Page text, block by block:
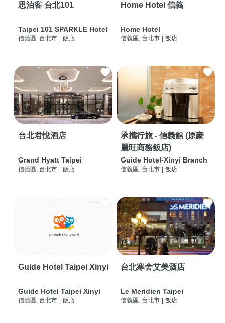
思泊客 台北101
Taipei 101 SPARKLE Hotel
信義區, 台北市 飯店
Home Hotel 信義
Home Hotel
信義區, 台北市 飯店
台北君悅酒店
Grand Hyatt Taipei
信義區, 台北市 飯店
承攜行旅 - 信義館 (原豪
麗旺商務飯店)
Guide Hotel-Xinyi Branch
信義區, 台北市 飯店
Guide Hotel Taipei Xinyi
Guide Hotel Taipei Xinyi
信義區, 台北市 | 飯店
台北寒舍艾美酒店
Le Meridien Taipei
信義區, 台北市 | 飯店